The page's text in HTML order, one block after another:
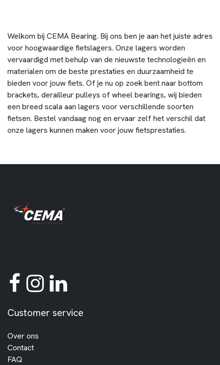
Welkom bij CEMA Bearing. Bij ons ben je aan het juiste adres
voor hoogwaardige fietslagers. Onze lagers worden
vervaardigd met behulp van de nieuwste technologieën en
materialen om de beste prestaties en duurzaamheid te
bieden voor jouw fiets. Of je nu op zoek bent naar bottom
brackets, derailleur pulleys of wheel bearings, wij bieden
een breed scala aan lagers voor verschillende soorten
fietsen. Bestel vandaag nog en ervaar zelf het verschil dat
onze lagers kunnen maken voor jouw fietsprestaties.
Customer service
Over ons
Contact
FAQ